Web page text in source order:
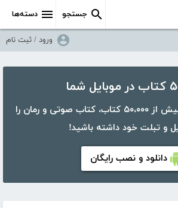
دسته‌ها جستجو
ورود / ثبت نام
شما
با اپلیکیشن کتابراه، بیش از ۵۰،۰۰۰ کتاب، کتاب صوتی و رمان را
و تبلت خود داشته باشید!
دانلود و نصب رایگان